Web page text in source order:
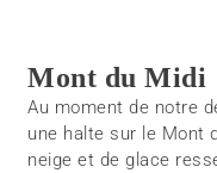
Mont du Midi
Au moment de notre
une halte sur le Mont
neige et de glace